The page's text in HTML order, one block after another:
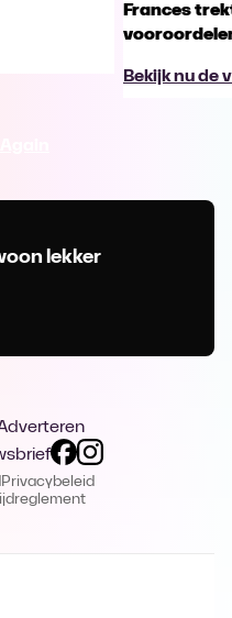
Frances
Bekijk nu de
lekker
Privacybeleid